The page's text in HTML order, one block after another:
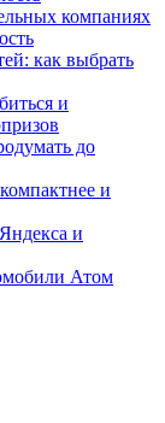
компаниях
как выбрать
и
до
и
и
Атом